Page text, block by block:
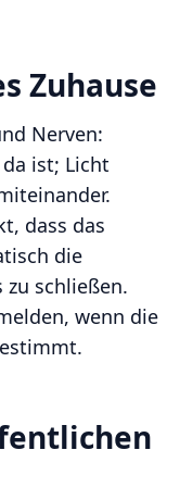
Zuhause
Nerven:
ist; Licht
dass das
die
zu schließen.
wenn die